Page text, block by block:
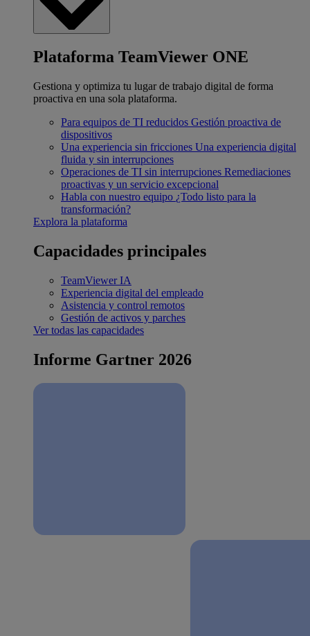
Plataforma TeamViewer ONE
Gestiona y optimiza tu lugar de trabajo digital de forma
proactiva en una sola plataforma.
Para equipos de TI reducidos Gestión proactiva de
dispositivos
Una experiencia sin fricciones Una experiencia digital
fluida y sin interrupciones
Operaciones de TI sin interrupciones Remediaciones
proactivas y un servicio excepcional
Habla con nuestro equipo ¿Todo listo para la
transformación?
Explora la plataforma
Capacidades principales
TeamViewer IA
Experiencia digital del empleado
Asistencia y control remotos
Gestión de activos y parches
Ver todas las capacidades
Informe Gartner 2026